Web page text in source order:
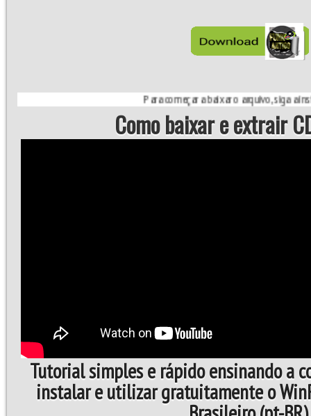
Para começar a baixar o arquivo, siga a instrução
Como baixar e extrair
Tutorial simples e rápido ensinando a
instalar e utilizar gratuitamente o